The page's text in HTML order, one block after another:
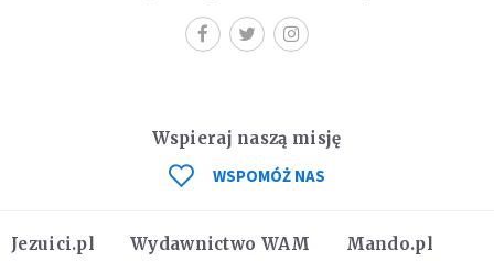
Jezuici.pl Wydawnictwo WAM Mando.pl
Wspieraj naszą misję
WSPOMÓŻ NAS